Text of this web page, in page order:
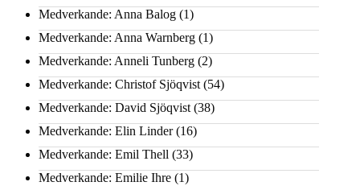
Medverkande: Anna Balog (1)
Medverkande: Anna Warnberg (1)
Medverkande: Anneli Tunberg (2)
Medverkande: Christof Sjöqvist (54)
Medverkande: David Sjöqvist (38)
Medverkande: Elin Linder(16)
Medverkande: Emil Thell (33)
Medverkande: Emilie Ihre (1)